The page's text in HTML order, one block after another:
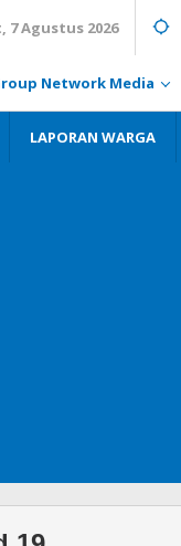
7 Agustus 2026
Network Media
LAPORAN WARGA